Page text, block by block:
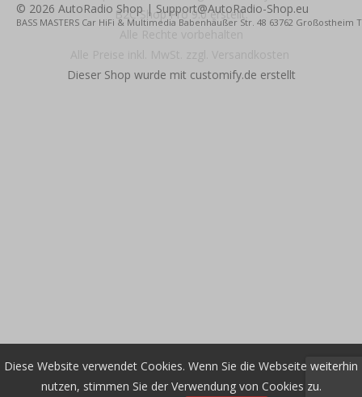
Diese Website verwendet Cookies. Wenn Sie die Webseite weiterhin
nutzen, stimmen Sie der Verwendung von Cookies zu.
© 2026 AutoRadio Shop | Support@AutoRadio-Shop.eu
BASS MASTERS Car HiFi & Multimedia Babenhäußer Str. 48 63762 Großostheim
B2C Shop Pro 9.0 erstellt.
Dieser Shop wurde mit customify.de erstellt